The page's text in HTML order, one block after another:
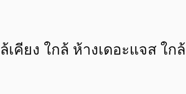
เคียง ใกล้ ห้างเดอะแจส ใก